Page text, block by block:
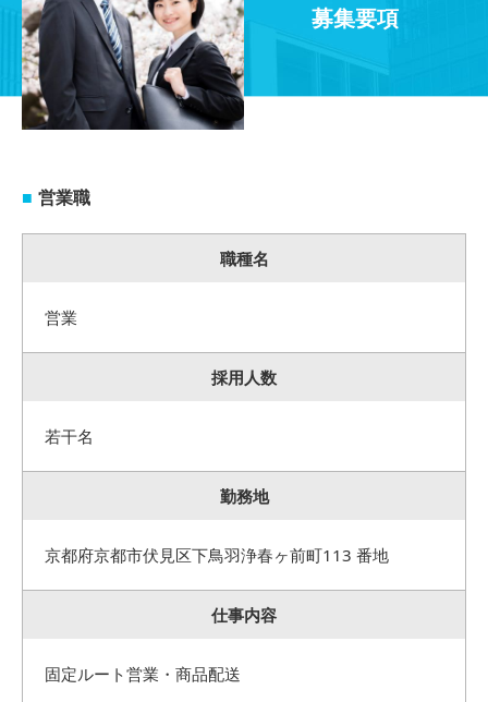
募集要項
営業職
職種名
営業
採用人数
若干名
勤務地
京都府京都市伏見区下鳥羽浄春ヶ前町113 番地
仕事内容
固定ルート営業・商品配送